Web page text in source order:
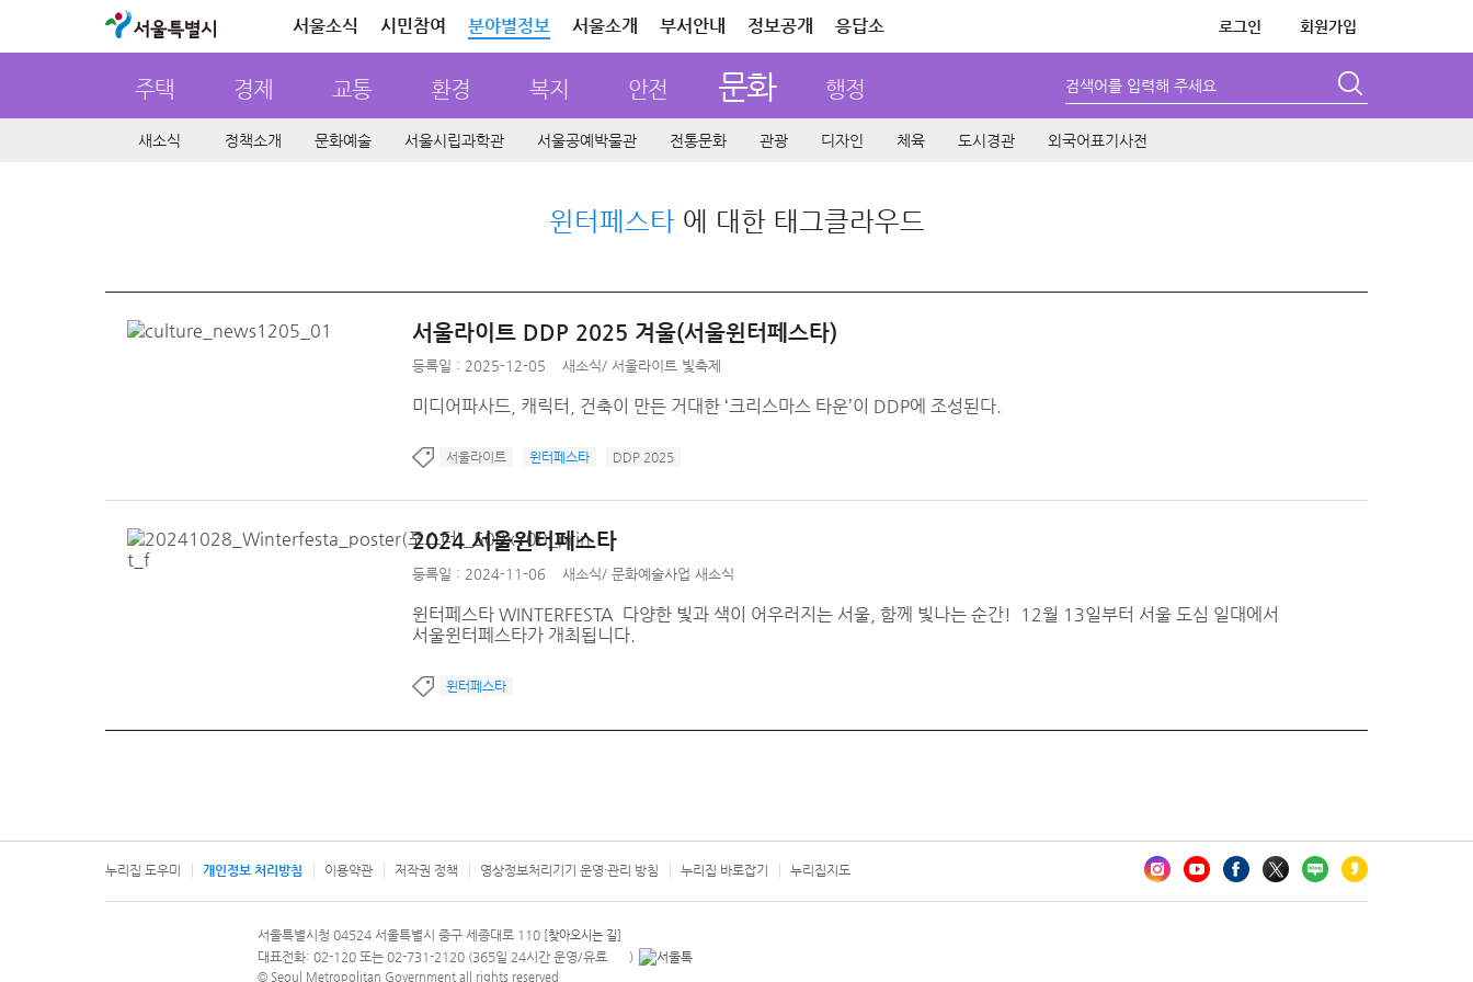
서울특별시 서울소식 시민참여 분야별정보 서울소개 부서안내 정보공개 응답소 로그인 회원가입
주택 경제 교통 환경 복지 안전 문화 행정 검색어를 입력해 주세요
새소식 정책소개 문화예술 서울시립과학관 서울공예박물관 전통문화 관광 디자인 체육 도시경관 외국어표기사전
윈터페스타에 대한 태그클라우드
서울라이트 DDP 2025 겨울(서울윈터페스타)
등록일 : 2025-12-05 새소식/ 서울라이트 빛축제
미디어파사드, 캐릭터, 건축이 만든 거대한 ‘크리스마스 타운’이 DDP에 조성된다.
서울라이트 윈터페스타 DDP 2025
2024 서울윈터페스타
등록일 : 2024-11-06 새소식/ 문화예술사업 새소식
윈터페스타 WINTERFESTA 다양한 빛과 색이 어우러지는 서울, 함께 빛나는 순간! 12월 13일부터 서울 도심 일대에서
서울윈터페스타가 개최됩니다.
윈터페스타
누리집 도우미 개인정보 처리방침 이용약관 저작권 정책 영상정보처리기기 운영·관리 방침 누리집 바로잡기 누리집지도
문의 전화번호 120, 120 다산콜재단
서울특별시청 04524 서울특별시 중구 세종대로 110 [찾아오시는 길]
대표전화: 02-120 또는 02-731-2120 (365일 24시간 운영/유료 안내팝업 열기
)
© Seoul Metropolitan Government all rights reserved